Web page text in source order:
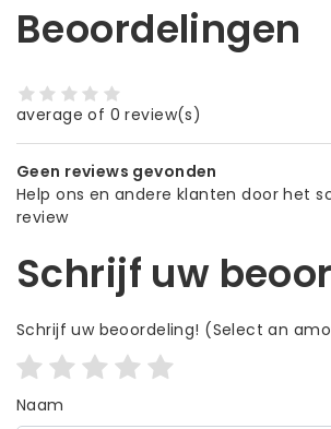
Beoordelingen
average of 0 review(s)
Geen reviews gevonden
Help ons en andere klanten door het
review
Schrijf uw
Schrijf uw beoordeling! (Select an
Naam